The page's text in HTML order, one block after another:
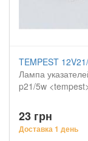
TEMPEST
Лампа
p21/5w
23 грн
Доставка 1 день